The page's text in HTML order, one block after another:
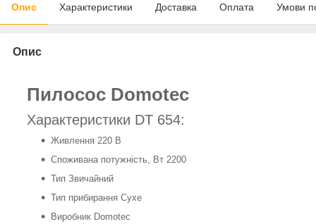
Опис Характеристики Доставка Оплата Умови
Опис
Пилосос Domotec
Характеристики DT 654:
Живлення 220 В
Споживана потужність, Вт 2200
Тип Звичайний
Тип прибирання Сухе
Виробник Domotec